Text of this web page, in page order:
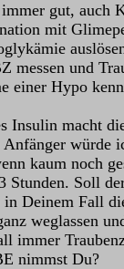
gut, auch
mit
messen und
einer Hypo
Insulin macht
würde
kaum noch
Stunden. Soll
Deinem Fall
weglassen
immer
nimmst Du?